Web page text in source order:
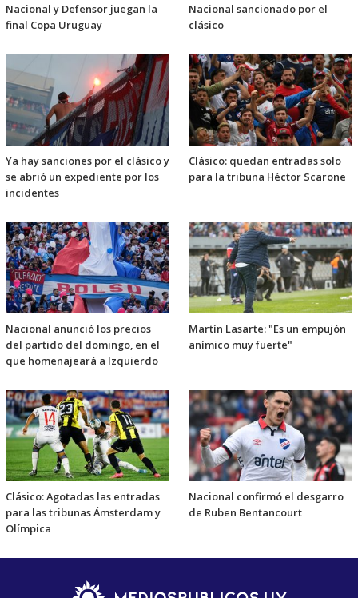
Nacional y Defensor juegan la
final Copa Uruguay
Nacional sancionado por el
clásico
Ya hay sanciones por el clásico y
se abrió un expediente por los
incidentes
Clásico: quedan entradas solo
para la tribuna Héctor Scarone
Nacional anunció los precios
del partido del domingo, en el
que homenajeará a Izquierdo
Martín Lasarte: "Es un empujón
anímico muy fuerte"
Clásico: Agotadas las entradas
para las tribunas Ámsterdam y
Olímpica
Nacional confirmó el desgarro
de Ruben Bentancourt